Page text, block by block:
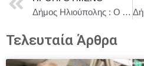
Δήμος Ηλιούπολης : Ο Δήμος διοργανώνει και φέτος «Το Κυνήγι του Κρυμμένου Θησαυρού»
Τελευταία Άρθρα